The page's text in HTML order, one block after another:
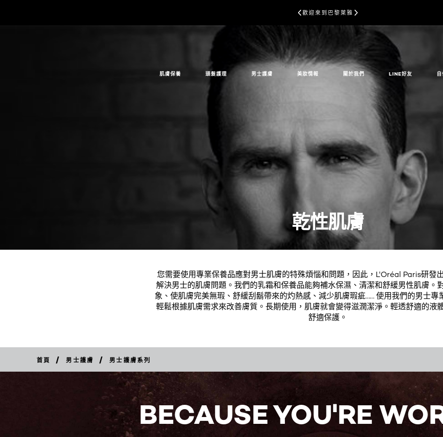
歡迎來到巴黎萊雅
肌膚保養 頭髮護理 男士護膚 美妝情報 關於我們 LINE好友
乾性肌膚
您需要使用專業保養品應對男士肌膚的特殊煩惱和問題，因此，L'Oréal Paris研發
解決男士的肌膚問題。我們的乳霜和保養品能夠補水保濕、清潔和舒緩男性肌膚。
象、使肌膚完美無瑕、舒緩刮鬍帶來的灼熱感、減少肌膚瑕疵…… 使用我們的男士專
輕鬆根據肌膚需求來改善膚質。長期使用，肌膚就會變得滋潤潔淨。輕透舒適的液
舒適保護。
首頁 / 男士護膚 / 男士護膚系列
BECAUSE YOU'RE